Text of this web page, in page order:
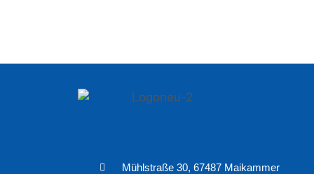
Mühlstraße 30, 67487 Maikammer